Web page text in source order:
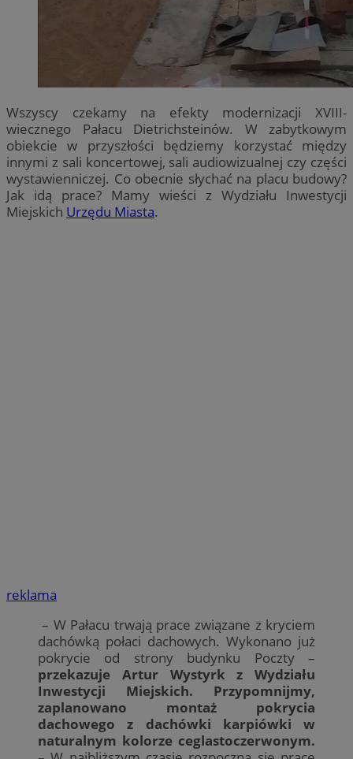
Wszyscy czekamy na efekty modernizacji XVIII-
wiecznego Pałacu Dietrichsteinów. W zabytkowym
obiekcie w przyszłości będziemy korzystać między
innymi z sali koncertowej, sali audiowizualnej czy części
wystawienniczej. Co obecnie słychać na placu budowy?
Jak idą prace? Mamy wieści z Wydziału Inwestycji
Miejskich Urzędu Miasta.
reklama
– W Pałacu trwają prace związane z kryciem
dachówką połaci dachowych. Wykonano już
pokrycie od strony budynku Poczty –
przekazuje Artur Wystyrk z Wydziału
Inwestycji Miejskich. Przypomnijmy,
zaplanowano montaż pokrycia
dachowego z dachówki karpiówki w
naturalnym kolorze ceglastoczerwonym.